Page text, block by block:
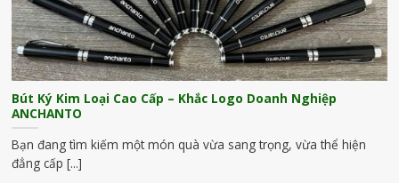
Bút Ký Kim Loại Cao Cấp – Khắc Logo Doanh Nghiệp
ANCHANTO
Bạn đang tìm kiếm một món quà vừa sang trọng, vừa thể hiện
đẳng cấp [...]